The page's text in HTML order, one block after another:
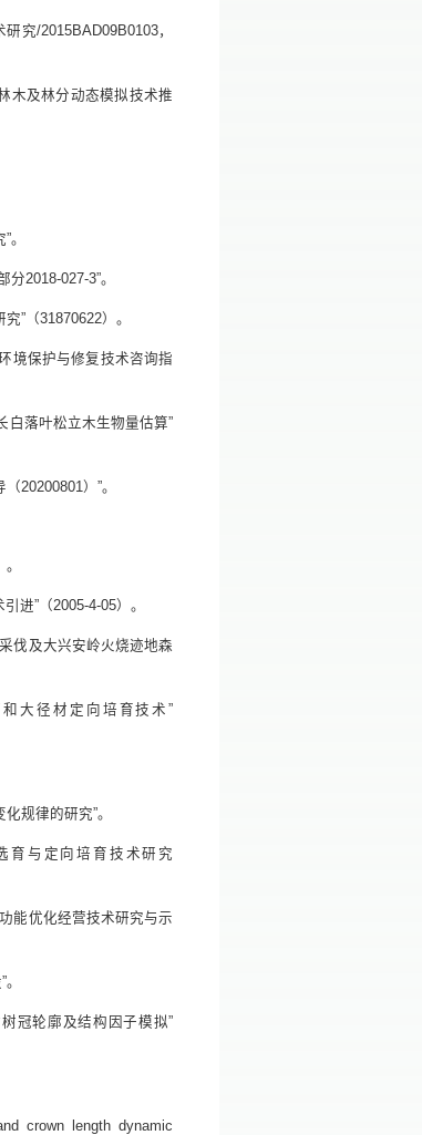
究/2015BAD09B0103，
木及林分动态模拟技术推
。
2018-027-3”。
”（31870622）。
境保护与修复技术咨询指
白落叶松立木生物量估算”
20200801）”。
进”（2005-4-05）。
伐及大兴安岭火烧迹地森
大径材定向培育技术”
规律的研究”。
育与定向培育技术研究
能优化经营技术研究与示
冠轮廓及结构因子模拟”
crown length dynamic